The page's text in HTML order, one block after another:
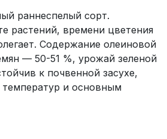
раннеспелый сорт.
растений, времени цветения
Содержание олеиновой
— 50-51 %, урожай зеленой
к почвенной засухе,
и основным